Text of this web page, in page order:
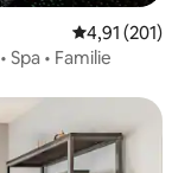
4,91 (201)
Spa • Familie